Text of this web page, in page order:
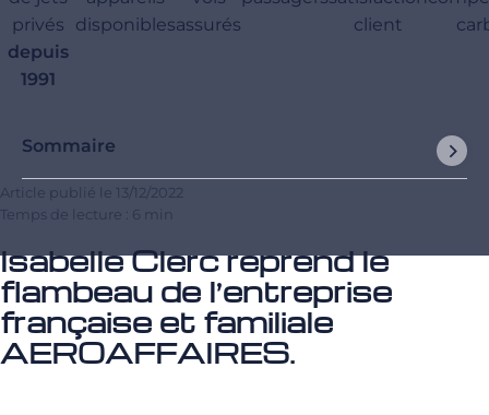
privés
depuis
1991
disponiblesassurés
client
Sommaire
Article publié le 13/12/2022
Temps de lecture : 6 min
Isabelle Clerc reprend le
flambeau de l’entreprise
française et familiale
AEROAFFAIRES.